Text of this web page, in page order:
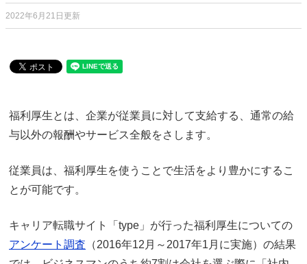
2022年6月21日更新
福利厚生とは、企業が従業員に対して支給する、通常の給
与以外の報酬やサービス全般をさします。
従業員は、福利厚生を使うことで生活をより豊かにするこ
とが可能です。
キャリア転職サイト「type」が行った福利厚生についての
アンケート調査 （2016年12月～2017年1月に実施）の結果